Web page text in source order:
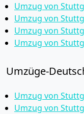
Umzug von
Umzug von
Umzug von
Umzug von
Umzüge-
Umzug von
Umzug von